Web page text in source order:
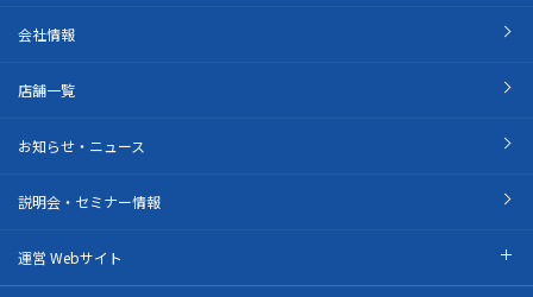
会社情報
店舗一覧
お知らせ・ニュース
説明会・セミナー情報
運営 Webサイト